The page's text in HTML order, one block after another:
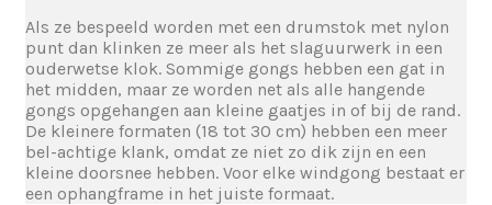
Als ze bespeeld worden met een drumstok met nylon
punt dan klinken ze meer als het slaguurwerk in een
ouderwetse klok. Sommige gongs hebben een gat in
het midden, maar ze worden net als alle hangende
gongs opgehangen aan kleine gaatjes in of bij de rand.
De kleinere formaten (18 tot 30 cm) hebben een meer
bel-achtige klank, omdat ze niet zo dik zijn en een
kleine doorsnee hebben. Voor elke windgong bestaat er
een ophangframe in het juiste formaat.